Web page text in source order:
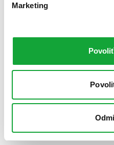
Marketing